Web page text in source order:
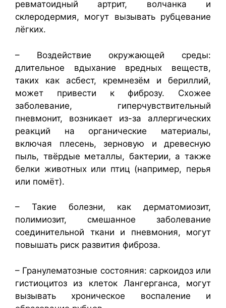
ревматоидный артрит, волчанка и
склеродермия, могут вызывать рубцевание
лёгких.
– Воздействие окружающей среды:
длительное вдыхание вредных веществ,
таких как асбест, кремнезём и бериллий,
может привести к фиброзу. Схожее
заболевание, гиперчувствительный
пневмонит, возникает из-за аллергических
реакций на органические материалы,
включая плесень, зерновую и древесную
пыль, твёрдые металлы, бактерии, а также
белки животных или птиц (например, перья
или помёт).
– Такие болезни, как дерматомиозит,
полимиозит, смешанное заболевание
соединительной ткани и пневмония, могут
повышать риск развития фиброза.
– Гранулематозные состояния: саркоидоз или
гистиоцитоз из клеток Лангерганса, могут
вызывать хроническое воспаление и